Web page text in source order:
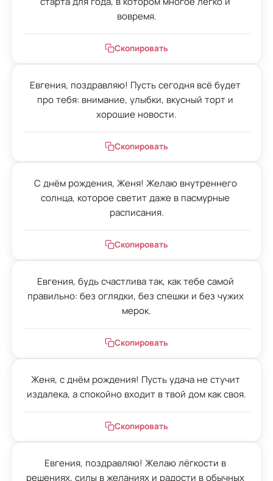
вовремя.
Скопировать
Евгения, поздравляю! Пусть сегодня всё будет
про тебя: внимание, улыбки, вкусный торт и
хорошие новости.
Скопировать
С днём рождения, Женя! Желаю внутреннего
солнца, которое светит даже в пасмурные
расписания.
Скопировать
Евгения, будь счастлива так, как тебе самой
правильно: без оглядки, без спешки и без чужих
мерок.
Скопировать
Женя, с днём рождения! Пусть удача не стучит
издалека, а спокойно входит в твой дом как своя.
Скопировать
Евгения, поздравляю! Желаю лёгкости в
решениях, силы в желаниях и радости в обычных